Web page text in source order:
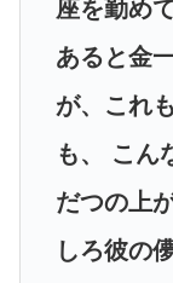
座を勤め
あると金
が、これ
も、 こん
だつの上
しろ彼の